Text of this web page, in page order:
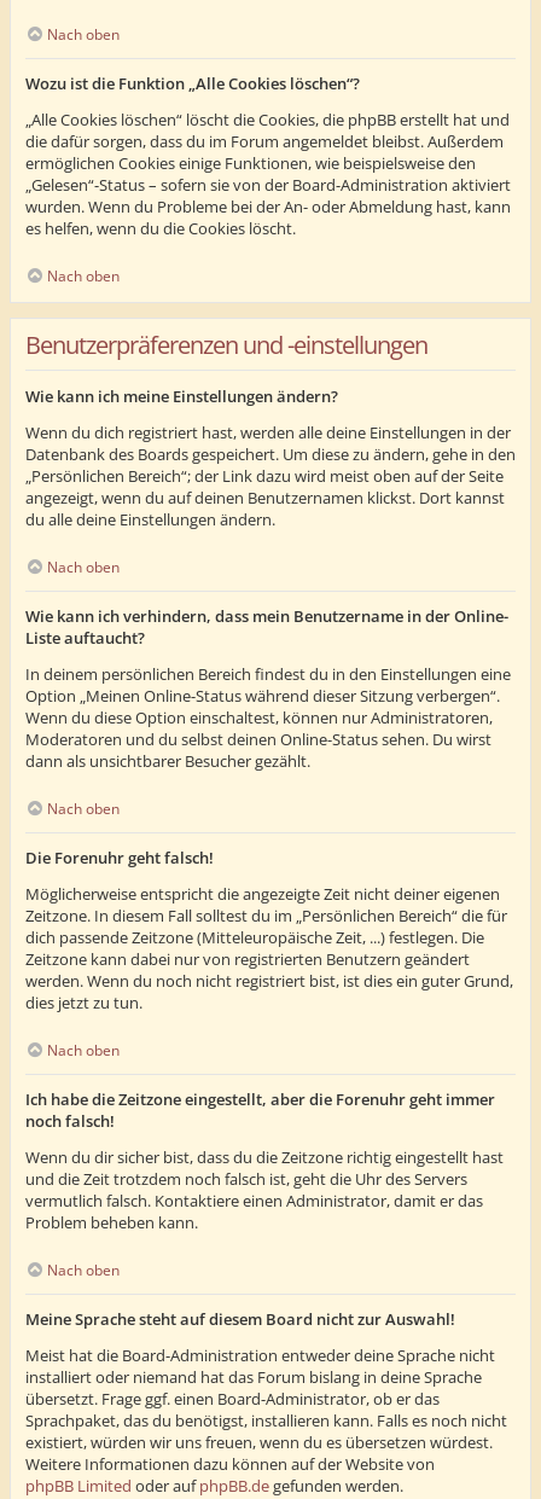
Nach oben
Wozu ist die Funktion „Alle Cookies löschen“?
„Alle Cookies löschen“ löscht die Cookies, die phpBB erstellt hat und
die dafür sorgen, dass du im Forum angemeldet bleibst. Außerdem
ermöglichen Cookies einige Funktionen, wie beispielsweise den
„Gelesen“-Status – sofern sie von der Board-Administration aktiviert
wurden. Wenn du Probleme bei der An- oder Abmeldung hast, kann
es helfen, wenn du die Cookies löscht.
Nach oben
Benutzerpräferenzen und -einstellungen
Wie kann ich meine Einstellungen ändern?
Wenn du dich registriert hast, werden alle deine Einstellungen in der
Datenbank des Boards gespeichert. Um diese zu ändern, gehe in den
„Persönlichen Bereich“; der Link dazu wird meist oben auf der Seite
angezeigt, wenn du auf deinen Benutzernamen klickst. Dort kannst
du alle deine Einstellungen ändern.
Nach oben
Wie kann ich verhindern, dass mein Benutzername in der Online-
Liste auftaucht?
In deinem persönlichen Bereich findest du in den Einstellungen eine
Option „Meinen Online-Status während dieser Sitzung verbergen“.
Wenn du diese Option einschaltest, können nur Administratoren,
Moderatoren und du selbst deinen Online-Status sehen. Du wirst
dann als unsichtbarer Besucher gezählt.
Nach oben
Die Forenuhr geht falsch!
Möglicherweise entspricht die angezeigte Zeit nicht deiner eigenen
Zeitzone. In diesem Fall solltest du im „Persönlichen Bereich“ die für
dich passende Zeitzone (Mitteleuropäische Zeit, ...) festlegen. Die
Zeitzone kann dabei nur von registrierten Benutzern geändert
werden. Wenn du noch nicht registriert bist, ist dies ein guter Grund,
dies jetzt zu tun.
Nach oben
Ich habe die Zeitzone eingestellt, aber die Forenuhr geht immer
noch falsch!
Wenn du dir sicher bist, dass du die Zeitzone richtig eingestellt hast
und die Zeit trotzdem noch falsch ist, geht die Uhr des Servers
vermutlich falsch. Kontaktiere einen Administrator, damit er das
Problem beheben kann.
Nach oben
Meine Sprache steht auf diesem Board nicht zur Auswahl!
Meist hat die Board-Administration entweder deine Sprache nicht
installiert oder niemand hat das Forum bislang in deine Sprache
übersetzt. Frage ggf. einen Board-Administrator, ob er das
Sprachpaket, das du benötigst, installieren kann. Falls es noch nicht
existiert, würden wir uns freuen, wenn du es übersetzen würdest.
Weitere Informationen dazu können auf der Website von
phpBB Limited oder aufphpBB.degefunden werden.